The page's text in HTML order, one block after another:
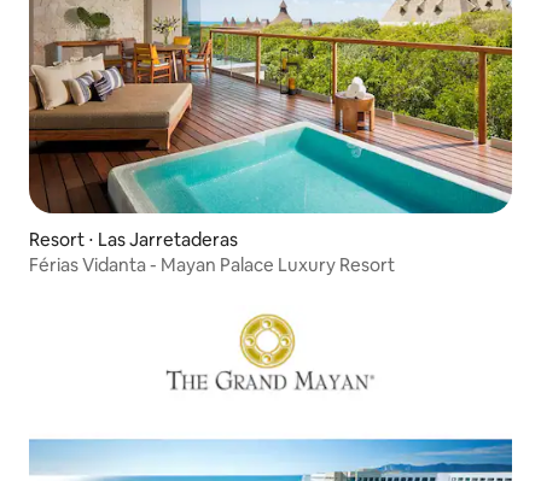
Resort ⋅ Las Jarretaderas
Férias Vidanta - Mayan Palace Luxury Resort